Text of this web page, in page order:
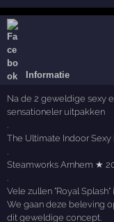
Informatie
Na de 2 geweldige sexy
sensationeler uitpakken
.
The Ultimate Indoor
.
Steamworks Arnhem ★
.
Vele zullen "Royal
We gaan deze beleving
dit geweldige concept.